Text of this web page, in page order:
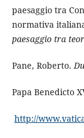
paesaggio tra
normativa
paesaggio tra
Pane, Roberto.
Papa Benedicto
http://